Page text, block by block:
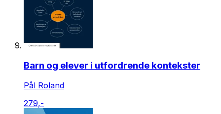
Barn og elever i utfordrende kontekster
Pål Roland
279,-